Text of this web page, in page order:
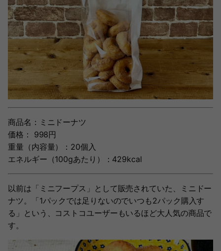
商品名：ミニドーナツ
価格： 998円
重量（内容量）：20個入
エネルギー（100gあたり）：429kcal
以前は「ミニフープス」として販売されていた、ミニドー
ナツ。「1パックでは足りないのでいつも2パック購入す
る」という、コストコユーザーもいるほど大人気の商品で
す。